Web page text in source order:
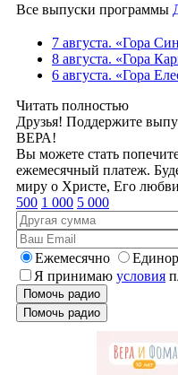
Все выпуски программы
7 августа. «Гора
8 августа. «Гора
6 августа. «Гора
Читать полностью
Друзья! Поддержите
ВЕРА!
Вы можете стать
ежемесячный платеж.
миру о Христе, Его
500 1 000 5 000
Ежемесячно
Я принимаю условия
Помочь радио
Помочь радио